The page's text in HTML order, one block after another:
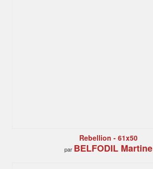
Rebellion - 61x50
par BELFODIL Martine